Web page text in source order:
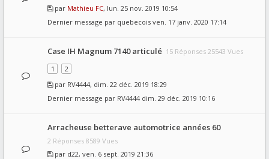
par Mathieu FC, lun. 25 nov. 2019 10:54
Dernier message par quebecois ven. 17 janv. 2020 17:14
Case IH Magnum 7140 articulé 15 Réponses 25543 Vues
1
2
par RV4444, dim. 22 déc. 2019 18:29
Dernier message par RV4444 dim. 29 déc. 2019 10:16
Arracheuse betterave automotrice années 60
2 Réponses 8589 Vues
par d22, ven. 6 sept. 2019 21:36